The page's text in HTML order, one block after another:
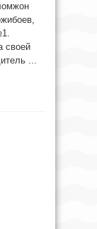
своей
...